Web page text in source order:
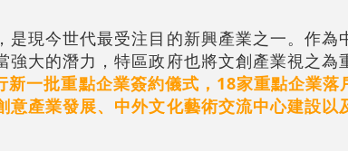
現今世代最受注目的新興產業之一。作為
大的潛力，特區政府也將文創產業視之為
新一批重點企業簽約儀式，18家重點企業落
產業發展、中外文化藝術交流中心建設以